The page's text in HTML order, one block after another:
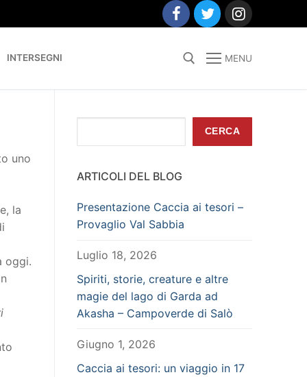
INTERSEGNI MENU
uno
la
oggi.
CERCA
ARTICOLI DEL BLOG
Presentazione Caccia ai tesori –
Provaglio Val Sabbia
Luglio 18, 2026
Spiriti, storie, creature e altre
magie del lago di Garda ad
Akasha – Campoverde di Salò
Giugno 1, 2026
Caccia ai tesori: un viaggio in 17